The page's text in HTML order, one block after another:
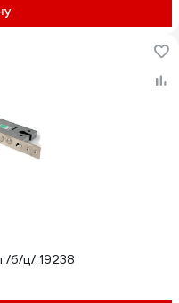
/б/ц/ 19238